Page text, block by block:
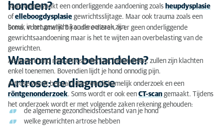
honden?
Vaak veroorzaakt een onderliggende aandoening zoals heupdysplasie
ofelleboogdysplasie gewrichtsslijtage. Maar ook trauma zoals een
breuk in het gewricht kan de oorzaak zijn.
Soms, voornamelijk bij oudere dieren, is er geen onderliggende
gewrichtsaandoening maar is het te wijten aan overbelasting van de
gewrichten.
Waarom laten behandelen?
Als je een hond met artrose niet laat behandelen, zullen zijn klachten
enkel toenemen. Bovendien lijdt je hond onnodig pijn.
Artrose: de diagnose
Artrose wordt bepaald door een lichamelijk onderzoek en een
röntgenonderzoek. Soms wordt er ook een CT-scan gemaakt. Tijdens
het onderzoek wordt er met volgende zaken rekening gehouden:
de algemene gezondheidstoestand van je hond
welke gewrichten artrose hebben